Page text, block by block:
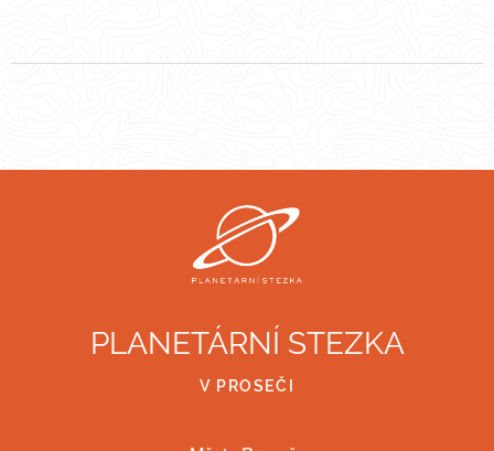
PLANETÁRNÍ STEZKA
V PROSEČI